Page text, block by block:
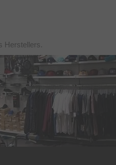
Herstellers.